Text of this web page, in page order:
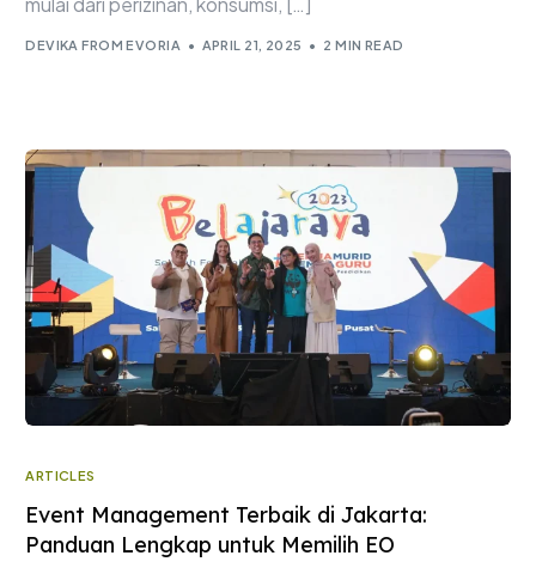
DEVIKA FROM EVORIA APRIL 21, 2025 2 MIN READ
ARTICLES
Event Management Terbaik di Jakarta:
Panduan Lengkap untuk Memilih EO